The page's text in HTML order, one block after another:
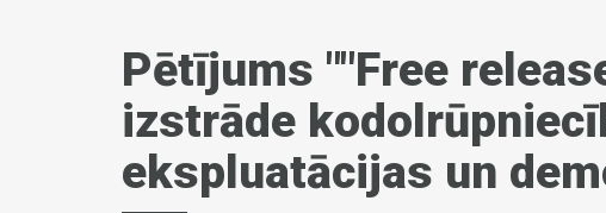
Pētījums ""Free
izstrāde
ekspluatācijas un